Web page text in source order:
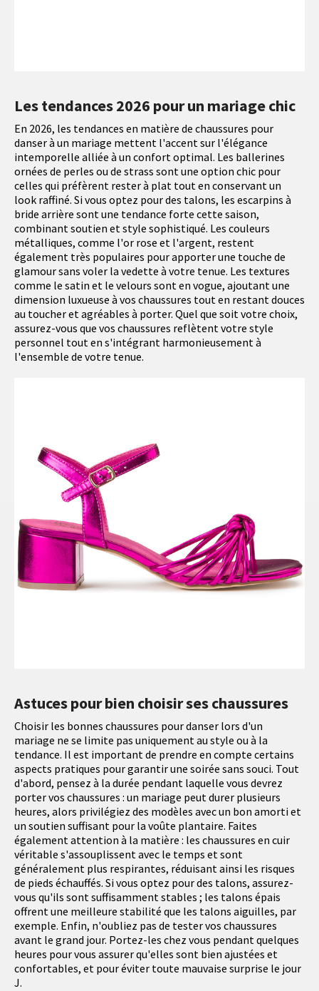
Les tendances 2026 pour un mariage chic
En 2026, les tendances en matière de chaussures pour
danser à un mariage mettent l'accent sur l'élégance
intemporelle alliée à un confort optimal. Les ballerines
ornées de perles ou de strass sont une option chic pour
celles qui préfèrent rester à plat tout en conservant un
look raffiné. Si vous optez pour des talons, les escarpins à
bride arrière sont une tendance forte cette saison,
combinant soutien et style sophistiqué. Les couleurs
métalliques, comme l'or rose et l'argent, restent
également très populaires pour apporter une touche de
glamour sans voler la vedette à votre tenue. Les textures
comme le satin et le velours sont en vogue, ajoutant une
dimension luxueuse à vos chaussures tout en restant douces
au toucher et agréables à porter. Quel que soit votre choix,
assurez-vous que vos chaussures reflètent votre style
personnel tout en s'intégrant harmonieusement à
l'ensemble de votre tenue.
Astuces pour bien choisir ses chaussures
Choisir les bonnes chaussures pour danser lors d'un
mariage ne se limite pas uniquement au style ou à la
tendance. Il est important de prendre en compte certains
aspects pratiques pour garantir une soirée sans souci. Tout
d'abord, pensez à la durée pendant laquelle vous devrez
porter vos chaussures : un mariage peut durer plusieurs
heures, alors privilégiez des modèles avec un bon amorti et
un soutien suffisant pour la voûte plantaire. Faites
également attention à la matière : les chaussures en cuir
véritable s'assouplissent avec le temps et sont
généralement plus respirantes, réduisant ainsi les risques
de pieds échauffés. Si vous optez pour des talons, assurez-
vous qu'ils sont suffisamment stables ; les talons épais
offrent une meilleure stabilité que les talons aiguilles, par
exemple. Enfin, n'oubliez pas de tester vos chaussures
avant le grand jour. Portez-les chez vous pendant quelques
heures pour vous assurer qu'elles sont bien ajustées et
confortables, et pour éviter toute mauvaise surprise le jour
J.